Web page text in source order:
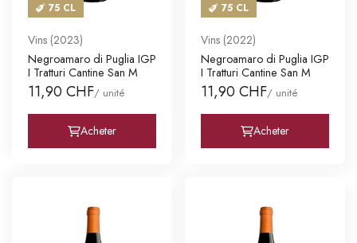
75 CL
Vins (2023)
Negroamaro di Puglia IGP
I Tratturi Cantine San M
11,90 CHF/ unité
Acheter
75 CL
Vins (2022)
Negroamaro di Puglia IGP
I Tratturi Cantine San M
11,90 CHF/ unité
Acheter